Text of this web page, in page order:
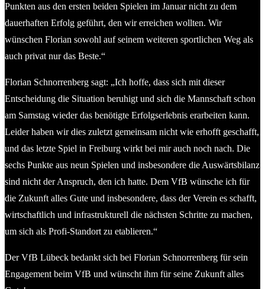
Punkten aus den ersten beiden Spielen im Januar nicht zu dem
dauerhaften Erfolg geführt, den wir erreichen wollten. Wir
wünschen Florian sowohl auf seinem weiteren sportlichen Weg als
auch privat nur das Beste.“
Florian Schnorrenberg sagt: „Ich hoffe, dass sich mit dieser
Entscheidung die Situation beruhigt und sich die Mannschaft schon
am Samstag wieder das benötigte Erfolgserlebnis erarbeiten kann.
Leider haben wir dies zuletzt gemeinsam nicht wie erhofft geschafft,
und das letzte Spiel in Freiburg wirkt bei mir auch noch nach. Die
sechs Punkte aus neun Spielen und insbesondere die Auswärtsbilanz
sind nicht der Anspruch, den ich hatte. Dem VfB wünsche ich für
die Zukunft alles Gute und insbesondere, dass der Verein es schafft,
wirtschaftlich und infrastrukturell die nächsten Schritte zu machen,
um sich als Profi-Standort zu etablieren.“
Der VfB Lübeck bedankt sich bei Florian Schnorrenberg für sein
Engagement beim VfB und wünscht ihm für seine Zukunft alles